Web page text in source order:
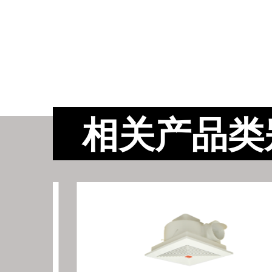
相关产品